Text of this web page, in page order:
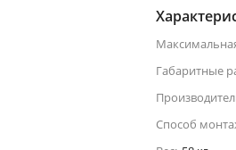
Габаритные
Способ